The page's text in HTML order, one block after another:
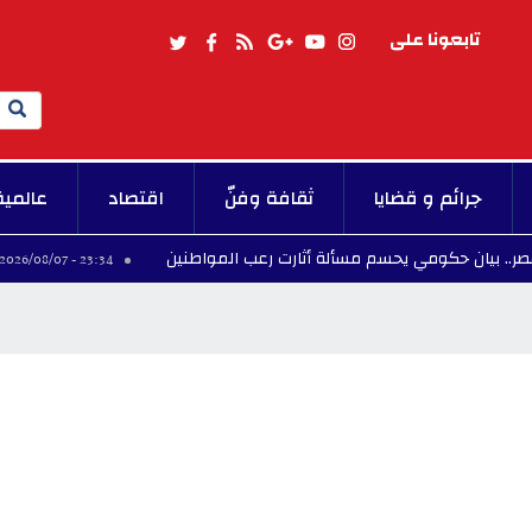
تابعونا على
Search
جرائم و قضايا ثقافة وفنّ اقتصاد
مسألة أثارت رعب المواطنين 23:34 - 2026/08/07 وزير الدفاع